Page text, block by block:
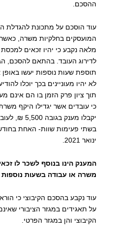
ההסכם.
עוד הוסכם על מתכונת להגדלת
המועסקים בחלקיות משרה,
מלאה נקבע כי יהיו זכאים
לדירוג העובד. בהתאם להסכם,
תוספת שעות נוספות יעשו
לא יהיו מעוניינים בכך יוכלו
תוך ציון פרק הזמן בו הם אינם
כי עובדים אשר יגדילו היקף
יקבלו
ינואר 2021.
המענק הינו בנוסף לשכר לו
משרה או עבודה בשעות
עוד נקבע בהסכם הקיבוצי כי
על תאגידים במגזר הציבורי
הקיבוצי והן במגזר הפרטי.